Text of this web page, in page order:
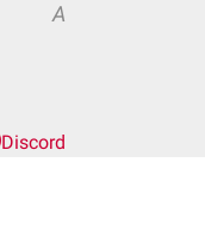
A
Discord